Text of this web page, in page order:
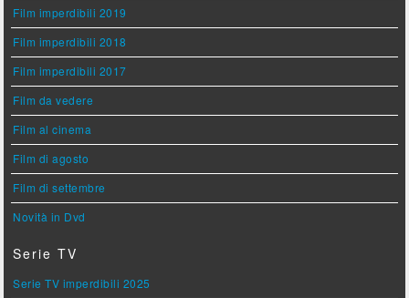
Film imperdibili 2019
Film imperdibili 2018
Film imperdibili 2017
Film da vedere
Film al cinema
Film di agosto
Film di settembre
Novità in Dvd
Serie TV
Serie TV imperdibili 2025